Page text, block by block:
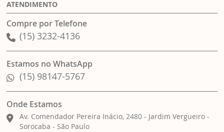
ATENDIMENTO
Compre por Telefone
(15) 3232-4136
Estamos no WhatsApp
(15) 98147-5767
Onde Estamos
Av. Comendador Pereira Inácio, 2480 - Jardim Vergueiro -
Sorocaba - São Paulo